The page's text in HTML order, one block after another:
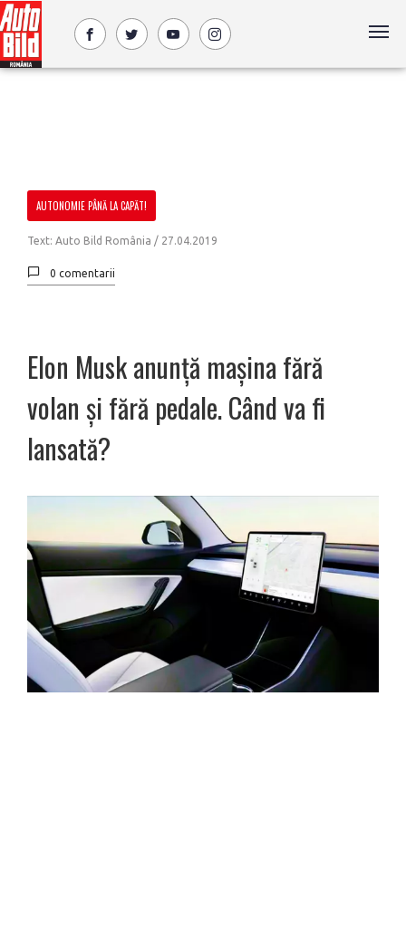
AUTONOMIE PÂNĂ LA CAPĂT!
Text: Auto Bild România / 27.04.2019
0 comentarii
Elon Musk anunță mașina fără
volan și fără pedale. Când va fi
lansată?